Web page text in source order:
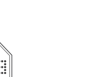
navigation
content